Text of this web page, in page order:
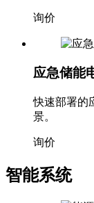
询价
应急储能
快速部署的
景。
询价
智能系统